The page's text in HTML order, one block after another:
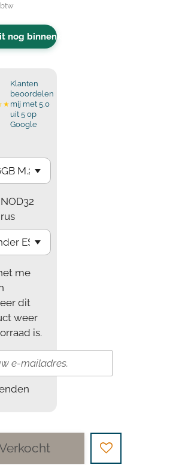
btw
nog binnenkomt
Klanten
beoordelen
mij met 5,0
uit 5 op
Google
me
dit
weer
is.